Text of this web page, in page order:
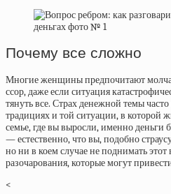
Почему все сложно
Многие женщины предпочитают
ссор, даже если ситуация
тянуть все. Страх денежной темы
традициях и той ситуации, в которой
семье, где вы выросли, именно
— естественно, что вы, подобно
но ни в коем случае не поднимать
разочарования, которые могут
<